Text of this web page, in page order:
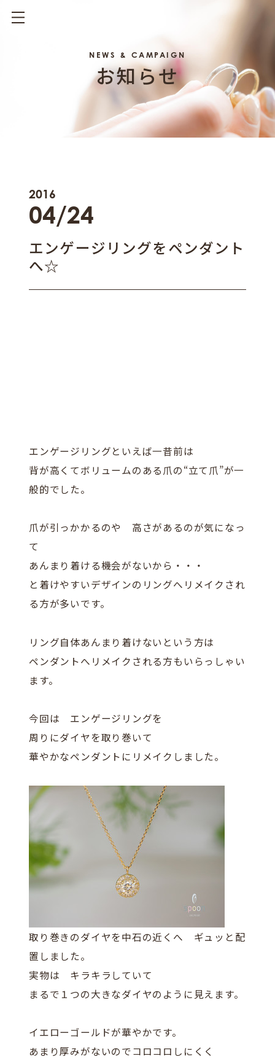
NEWS & CAMPAIGN
お知らせ
エンゲージリングをペンダント
へ☆
2016
04/24
エンゲージリングといえば一昔前は
背が高くてボリュームのある爪の“立て爪”が一
般的でした。
爪が引っかかるのや 高さがあるのが気になっ
て
あんまり着ける機会がないから・・・
と着けやすいデザインのリングへリメイクされ
る方が多いです。
リング自体あんまり着けないという方は
ペンダントへリメイクされる方もいらっしゃい
ます。
今回は エンゲージリングを
周りにダイヤを取り巻いて
華やかなペンダントにリメイクしました。
取り巻きのダイヤを中石の近くへ ギュッと配
置しました。
実物は キラキラしていて
まるで１つの大きなダイヤのように見えます。
イエローゴールドが華やかです。
あまり厚みがないのでコロコロしにくく